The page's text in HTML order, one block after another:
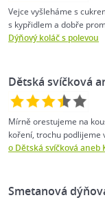
Vejce vyšleháme s
s kypřidlem a dobře
Dýňový koláč s polevou
Dětská svíčková
Mírně orestujeme na
koření, trochu podlijeme
o Dětská svíčková
Smetanová